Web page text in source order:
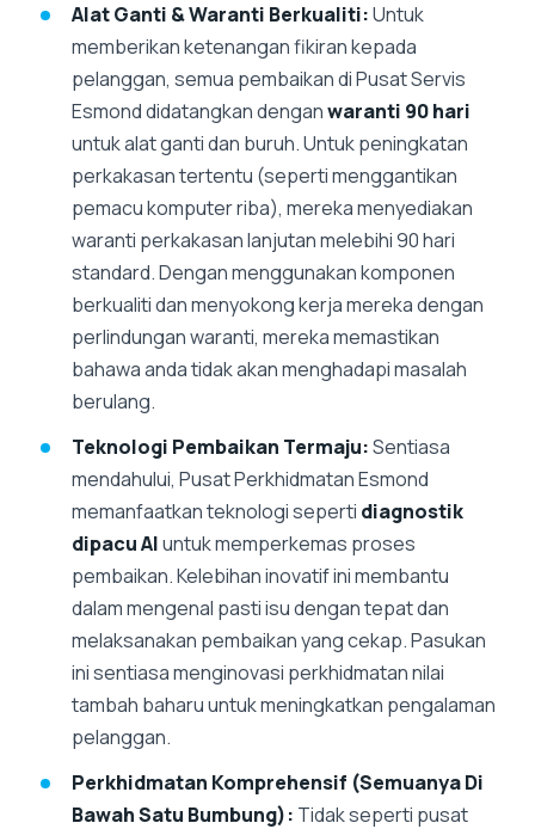
Alat Ganti & Waranti Berkualiti:Untuk
memberikan ketenangan fikiran kepada
pelanggan, semua pembaikan di Pusat Servis
Esmond didatangkan denganwaranti 90 hari
untuk alat ganti dan buruh. Untuk peningkatan
perkakasan tertentu (seperti menggantikan
pemacu komputer riba), mereka menyediakan
waranti perkakasan lanjutan melebihi 90 hari
standard. Dengan menggunakan komponen
berkualiti dan menyokong kerja mereka dengan
perlindungan waranti, mereka memastikan
bahawa anda tidak akan menghadapi masalah
berulang.
Teknologi Pembaikan Termaju:Sentiasa
mendahului, Pusat Perkhidmatan Esmond
memanfaatkan teknologi seperti diagnostik
dipacu AIuntuk memperkemas proses
pembaikan. Kelebihan inovatif ini membantu
dalam mengenal pasti isu dengan tepat dan
melaksanakan pembaikan yang cekap. Pasukan
ini sentiasa menginovasi perkhidmatan nilai
tambah baharu untuk meningkatkan pengalaman
pelanggan.
Perkhidmatan Komprehensif (Semuanya Di
Bawah Satu Bumbung): Tidak seperti pusat